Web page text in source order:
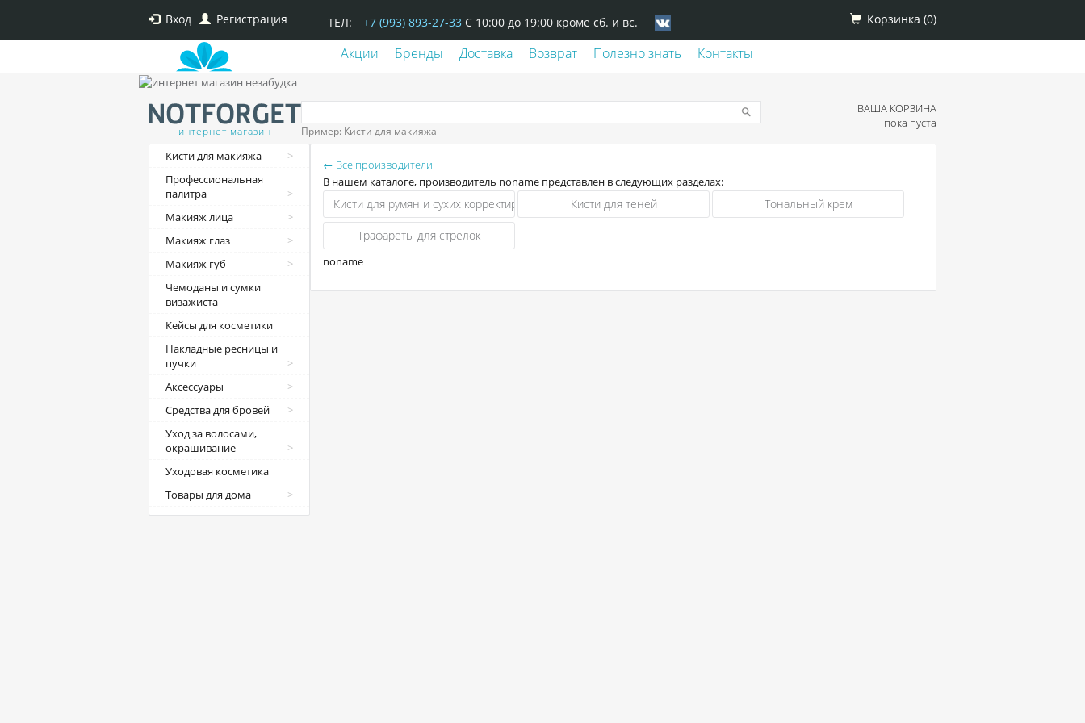
Вход Регистрация ТЕЛ: +7 (993) 893-27-33 С 10:00 до 19:00 кроме сб. и вс. Корзинка (0)
Акции Бренды Доставка Возврат Полезно знать Контакты
интернет магазин Пример: Кисти для макияжа
ВАША КОРЗИНА
пока пуста
Кисти для макияжа
Профессиональная
палитра
Макияж лица
Макияж глаз
Макияж губ
Чемоданы и сумки
визажиста
Кейсы для косметики
Накладные ресницы и
пучки
Аксессуары
Средства для бровей
Уход за волосами,
окрашивание
Уходовая косметика
Товары для дома
← Все производители
В нашем каталоге, производитель noname представлен в следующих разделах:
Кисти для румян и сухих корректирующих средствКисти для теней Тональный крем
Трафареты для стрелок
noname